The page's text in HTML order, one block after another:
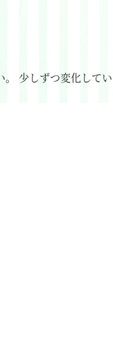
少しずつ変化してい